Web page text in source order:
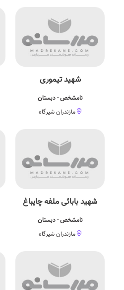
شهید تیموری
نامشخص - دبستان
مازندران شیرگاه
شهید بابائی ملفه چایباغ
نامشخص - دبستان
مازندران شیرگاه